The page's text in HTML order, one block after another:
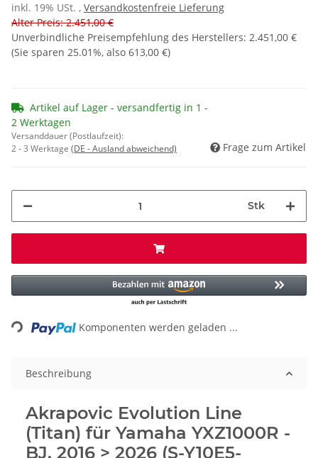
inkl. 19% USt. , Versandkostenfreie Lieferung
Alter Preis: 2.451,00 €
Unverbindliche Preisempfehlung des Herstellers: 2.451,00 €
(Sie sparen 25.01%, also 613,00 €)
Artikel auf Lager - versandfertig in 1 -
2 Werktagen
Versanddauer (Postlaufzeit):
2 - 3 Werktage (DE - Ausland abweichend) Frage zum Artikel
Stk
Loading... Komponenten werden geladen ...
Beschreibung
Akrapovic Evolution Line
(Titan) für Yamaha YXZ1000R -
BJ. 2016 > 2026 (S-Y10E5-